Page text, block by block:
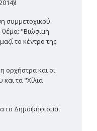
συμμετοχικού
θέμα: "Βιώσιμη
το κέντρο της
ορχήστρα και οι
τα "Χίλια
το Δημοψήφισμα